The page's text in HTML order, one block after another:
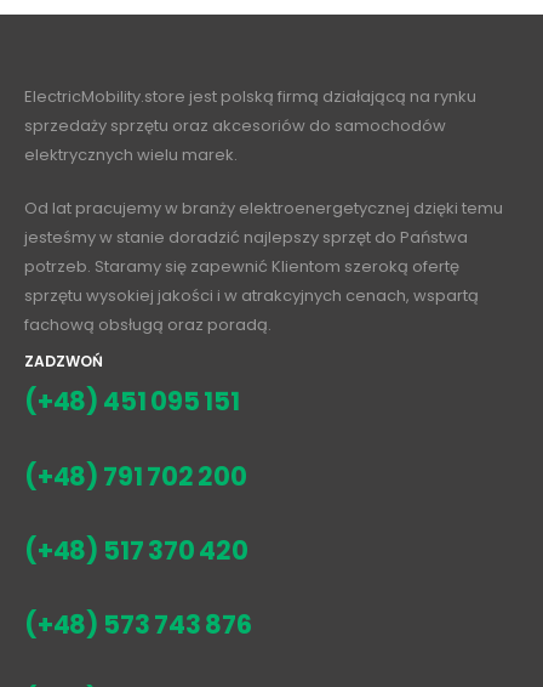
ElectricMobility.store jest polską firmą działającą na rynku
sprzedaży sprzętu oraz akcesoriów do samochodów
elektrycznych wielu marek.
Od lat pracujemy w branży elektroenergetycznej dzięki temu
jesteśmy w stanie doradzić najlepszy sprzęt do Państwa
potrzeb. Staramy się zapewnić Klientom szeroką ofertę
sprzętu wysokiej jakości i w atrakcyjnych cenach, wspartą
fachową obsługą oraz poradą.
ZADZWOŃ
(+48) 451 095 151
(+48) 791 702 200
(+48) 517 370 420
(+48) 573 743 876